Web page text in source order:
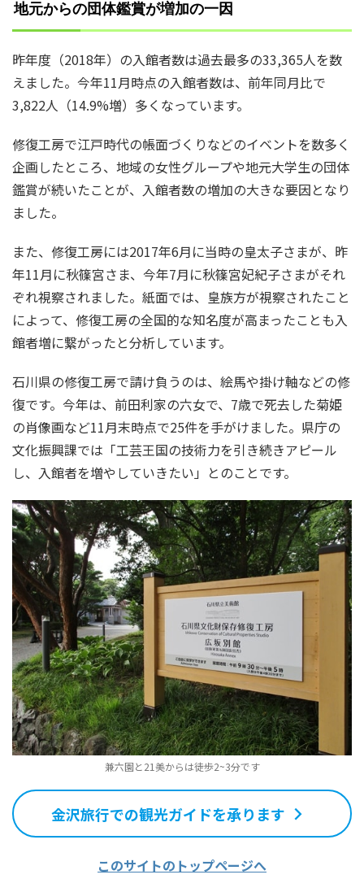
地元からの団体鑑賞が増加の一因
昨年度（2018年）の入館者数は過去最多の33,365人を数
えました。今年11月時点の入館者数は、前年同月比で
3,822人（14.9%増）多くなっています。
修復工房で江戸時代の帳面づくりなどのイベントを数多く
企画したところ、地域の女性グループや地元大学生の団体
鑑賞が続いたことが、入館者数の増加の大きな要因となり
ました。
また、修復工房には2017年6月に当時の皇太子さまが、昨
年11月に秋篠宮さま、今年7月に秋篠宮妃紀子さまがそれ
ぞれ視察されました。紙面では、皇族方が視察されたこと
によって、修復工房の全国的な知名度が高まったことも入
館者増に繋がったと分析しています。
石川県の修復工房で請け負うのは、絵馬や掛け軸などの修
復です。今年は、前田利家の六女で、7歳で死去した菊姫
の肖像画など11月末時点で25件を手がけました。県庁の
文化振興課では「工芸王国の技術力を引き続きアピール
し、入館者を増やしていきたい」とのことです。
兼六園と21美からは徒歩2~3分です
金沢旅行での観光ガイドを承ります
このサイトのトップページへ